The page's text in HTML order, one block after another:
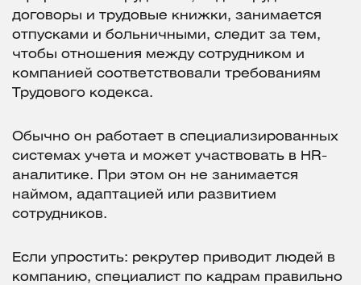
договоры и трудовые книжки, занимается
отпусками и больничными, следит за тем,
чтобы отношения между сотрудником и
компанией соответствовали требованиям
Трудового кодекса.
Обычно он работает в специализированных
системах учета и может участвовать в HR-
аналитике. При этом он не занимается
наймом, адаптацией или развитием
сотрудников.
Если упростить: рекрутер приводит людей в
компанию, специалист по кадрам правильно